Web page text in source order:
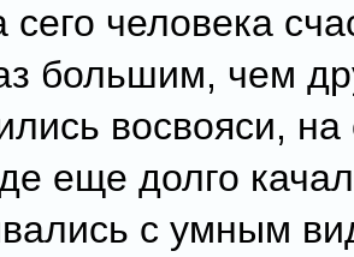
сего человека
большим, чем
восвояси, на
еще долго
с умным